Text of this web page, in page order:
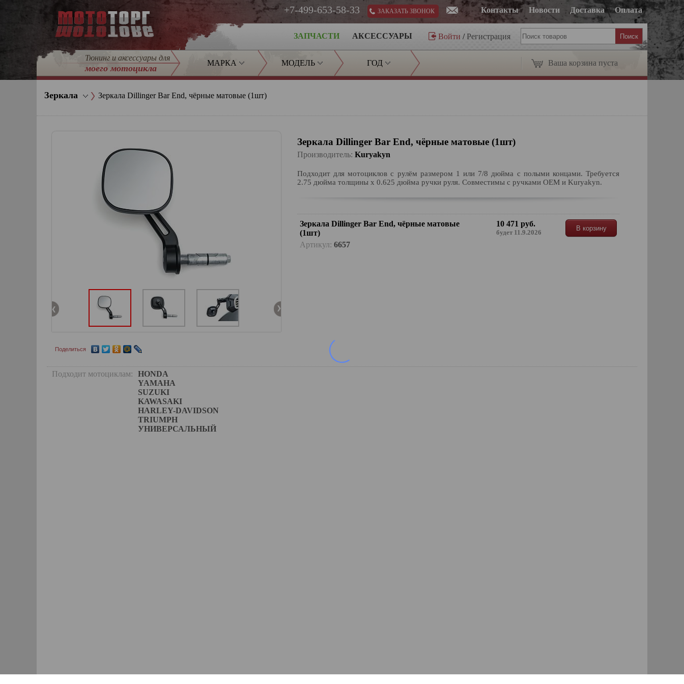
Оплата
Доставка
Новости
Контакты
ЗАКАЗАТЬ ЗВОНОК
+7-499-653-58-33
Войти /Регистрация
АКСЕССУАРЫ
ЗАПЧАСТИ
Тюнинг и аксессуары для
моего мотоцикла
МАРКА МОДЕЛЬ ГОД Ваша корзина пуста
Зеркала Зеркала Dillinger Bar End, чёрные матовые (1шт)
Зеркала Dillinger Bar End, чёрные матовые (1шт)
Производитель: Kuryakyn
Подходит для мотоциклов с рулём размером 1 или 7/8 дюйма с полыми концами. Требуется
2.75 дюйма толщины x 0.625 дюйма ручки руля. Совместимы с ручками OEM и Kuryakyn.
Зеркала Dillinger Bar End, чёрные матовые
(1шт)
10 471 руб.
будет 11.9.2026
В корзину
Артикул: 6657
Поделиться
Подходит мотоциклам:
HONDA
YAMAHA
SUZUKI
KAWASAKI
HARLEY-DAVIDSON
TRIUMPH
УНИВЕРСАЛЬНЫЙ